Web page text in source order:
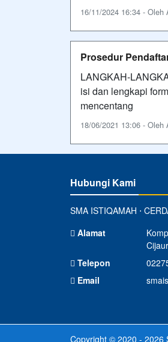
16/11/2024 16:34 - Oleh
Prosedur
LANGKAH-
isi dan lengkapi
mencentang
18/06/2021 13:06 - Oleh
Hubungi Kami
SMA ISTIQAMAH ⋅
Alamat
Telepon
Email
Copyright © 2020 - 2026